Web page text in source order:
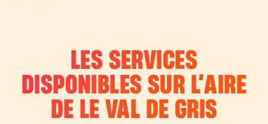
LES SERVICES
DISPONIBLES SUR L’AIRE
DE LE VAL DE GRIS